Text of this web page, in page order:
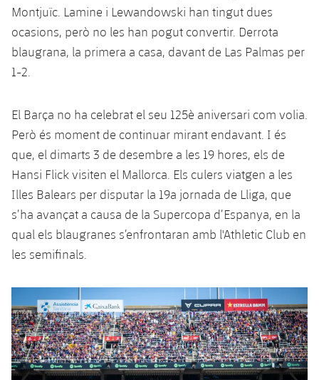
Montjuïc. Lamine i Lewandowski han tingut dues
ocasions, però no les han pogut convertir. Derrota
blaugrana, la primera a casa, davant de Las Palmas per
1-2.
El Barça no ha celebrat el seu 125è aniversari com volia.
Però és moment de continuar mirant endavant. I és
que, el dimarts 3 de desembre a les 19 hores, els de
Hansi Flick visiten el Mallorca. Els culers viatgen a les
Illes Balears per disputar la 19a jornada de Lliga, que
s’ha avançat a causa de la Supercopa d’Espanya, en la
qual els blaugranes s’enfrontaran amb l'Athletic Club en
les semifinals.